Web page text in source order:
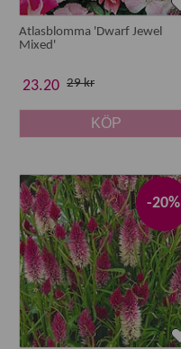
Atlasblomma 'Dwarf Jewel
Mixed'
23.20 29 kr
KÖP
-20%